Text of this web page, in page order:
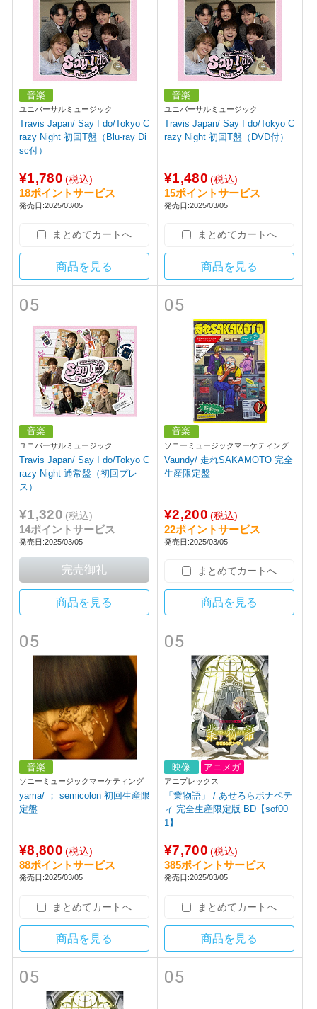
音楽
ユニバーサルミュージック
Travis Japan/ Say I do/Tokyo C
razy Night 初回T盤（Blu-ray Di
sc付）
¥1,780 (税込)
18ポイントサービス
発売日:2025/03/05
まとめてカートへ
商品を見る
音楽
ユニバーサルミュージック
Travis Japan/ Say I do/Tokyo C
razy Night 初回T盤（DVD付）
¥1,480 (税込)
15ポイントサービス
発売日:2025/03/05
まとめてカートへ
商品を見る
05
音楽
ユニバーサルミュージック
Travis Japan/ Say I do/Tokyo C
razy Night 通常盤（初回プレ
ス）
¥1,320 (税込)
14ポイントサービス
発売日:2025/03/05
商品を見る
05
音楽
ソニーミュージックマーケティング
Vaundy/ 走れSAKAMOTO 完全
生産限定盤
¥2,200 (税込)
22ポイントサービス
発売日:2025/03/05
まとめてカートへ
商品を見る
05
音楽
ソニーミュージックマーケティング
yama/ ； semicolon 初回生産限
定盤
¥8,800 (税込)
88ポイントサービス
発売日:2025/03/05
まとめてカートへ
商品を見る
05
映像 アニメガ
アニプレックス
「業物語」 / あせろらボナペテ
ィ 完全生産限定版 BD【sof00
1】
¥7,700 (税込)
385ポイントサービス
発売日:2025/03/05
まとめてカートへ
商品を見る
05 05